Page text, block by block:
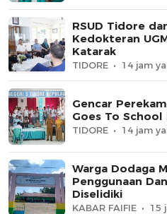
RSUD Tidore
Kedokteran
Katarak
TIDORE 14 jam
Gencar
Goes To School
TIDORE 14 jam
Warga Dodaga
Penggunaan
Diselidiki
KABAR FAIFIE 15